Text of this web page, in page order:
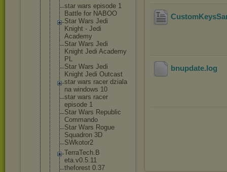
star wars episode 1
Battle for NABOO
Star Wars Jedi
Knight - Jedi
Academy
Star Wars Jedi
Knight Jedi Academy
PL
Star Wars Jedi
Knight Jedi Outcast
star wars racer dziala
na windows 10
star wars racer
episode 1
Star Wars Republic
Commando
Star Wars Rogue
Squadron 3D
SWkotor2
TerraTech.B
eta.v0.5.11
theforest 0.37
bnupdate.log